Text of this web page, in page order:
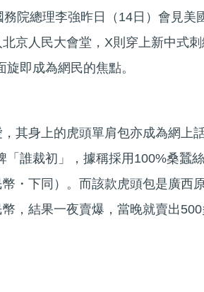
院總理李強昨日（14日）會見美
京人民大會堂，X則穿上新中式
即成為網民的焦點。
其身上的虎頭單肩包亦成為網上
誰裁初」，據稱採用100%桑蠶
・下同）。而該款虎頭包是廣西
，結果一夜賣爆，當晚就賣出